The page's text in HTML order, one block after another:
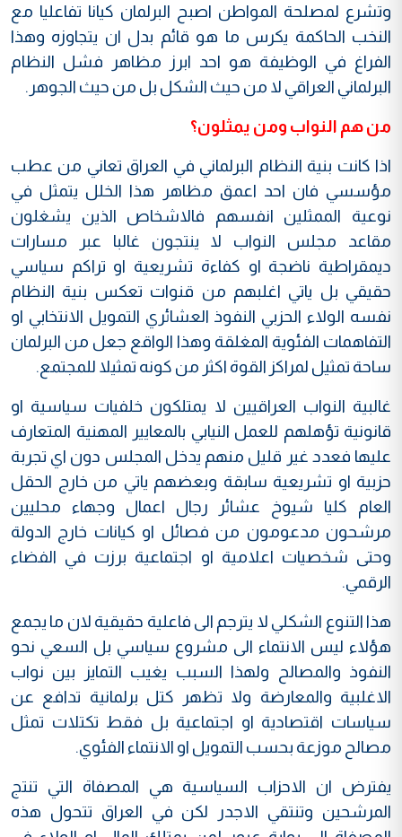
وتشرع لمصلحة المواطن اصبح البرلمان كيانا تفاعليا مع
النخب الحاكمة يكرس ما هو قائم بدل ان يتجاوزه وهذا
الفراغ في الوظيفة هو احد ابرز مظاهر فشل النظام
البرلماني العراقي لا من حيث الشكل بل من حيث الجوهر.
من هم النواب ومن يمثلون؟
اذا كانت بنية النظام البرلماني في العراق تعاني من عطب
مؤسسي فان احد اعمق مظاهر هذا الخلل يتمثل في
نوعية الممثلين انفسهم فالاشخاص الذين يشغلون
مقاعد مجلس النواب لا ينتجون غالبا عبر مسارات
ديمقراطية ناضجة او كفاءة تشريعية او تراكم سياسي
حقيقي بل ياتي اغلبهم من قنوات تعكس بنية النظام
نفسه الولاء الحزبي النفوذ العشائري التمويل الانتخابي او
التفاهمات الفئوية المغلقة وهذا الواقع جعل من البرلمان
ساحة تمثيل لمراكز القوة اكثر من كونه تمثيلا للمجتمع.
غالبية النواب العراقيين لا يمتلكون خلفيات سياسية او
قانونية تؤهلهم للعمل النيابي بالمعايير المهنية المتعارف
عليها فعدد غير قليل منهم يدخل المجلس دون اي تجربة
حزبية او تشريعية سابقة وبعضهم ياتي من خارج الحقل
العام كليا شيوخ عشائر رجال اعمال وجهاء محليين
مرشحون مدعومون من فصائل او كيانات خارج الدولة
وحتى شخصيات اعلامية او اجتماعية برزت في الفضاء
الرقمي.
هذا التنوع الشكلي لا يترجم الى فاعلية حقيقية لان ما يجمع
هؤلاء ليس الانتماء الى مشروع سياسي بل السعي نحو
النفوذ والمصالح ولهذا السبب يغيب التمايز بين نواب
الاغلبية والمعارضة ولا تظهر كتل برلمانية تدافع عن
سياسات اقتصادية او اجتماعية بل فقط تكتلات تمثل
مصالح موزعة بحسب التمويل او الانتماء الفئوي.
يفترض ان الاحزاب السياسية هي المصفاة التي تنتج
المرشحين وتنتقي الاجدر لكن في العراق تتحول هذه